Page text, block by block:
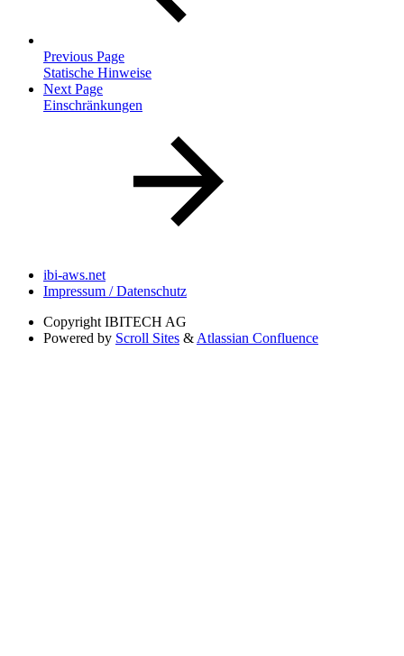
Previous Page
Statische Hinweise
Next Page
Einschränkungen
ibi-aws.net
Impressum / Datenschutz
Copyright IBITECH AG
Powered by Scroll Sites & Atlassian Confluence